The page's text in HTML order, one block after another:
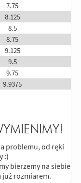
7.75
8.125
8.5
8.75
9.125
9.5
9.75
9.9375
problemu, od ręki
:)
bierzemy na siebie
rozmiarem.